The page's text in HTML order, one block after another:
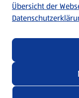
Datenschutz- und
Cookie-Einstellungen
Impressum
Nutzungsbedingungen
Übersicht der